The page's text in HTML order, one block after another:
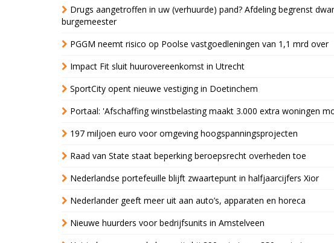
Drugs aangetroffen in uw (verhuurde) pand? Afdeling begrenst
burgemeester
PGGM neemt risico op Poolse vastgoedleningen van 1,1 mrd over
Impact Fit sluit huurovereenkomst in Utrecht
SportCity opent nieuwe vestiging in Doetinchem
Portaal: 'Afschaffing winstbelasting maakt 3.000 extra woningen
197 miljoen euro voor omgeving hoogspanningsprojecten
Raad van State staat beperking beroepsrecht overheden toe
Nederlandse portefeuille blijft zwaartepunt in halfjaarcijfers Xior
Nederlander geeft meer uit aan auto’s, apparaten en horeca
Nieuwe huurders voor bedrijfsunits in Amstelveen